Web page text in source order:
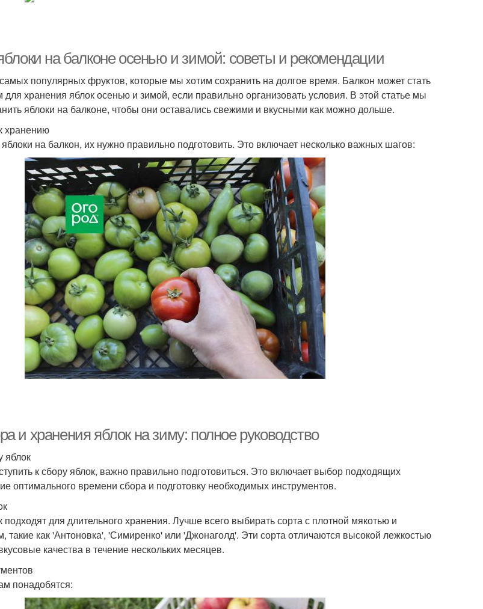
на балконе осенью и зимой: советы и рекомендации
популярных фруктов, которые мы хотим сохранить на долгое время. Балкон может стать
хранения яблок осенью и зимой, если правильно организовать условия. В этой статье мы
яблоки на балконе, чтобы они оставались свежими и вкусными как можно дольше.
хранению
на балкон, их нужно правильно подготовить. Это включает несколько важных шагов:
и хранения яблок на зиму: полное руководство
яблок
к сбору яблок, важно правильно подготовиться. Это включает выбор подходящих
оптимального времени сбора и подготовку необходимых инструментов.
подходят для длительного хранения. Лучше всего выбирать сорта с плотной мякотью и
такие как 'Антоновка', 'Симиренко' или 'Джонаголд'. Эти сорта отличаются высокой лежкостью
качества в течение нескольких месяцев.
понадобятся: